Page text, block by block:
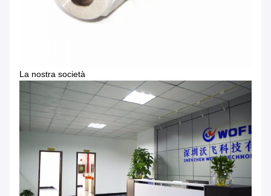
La nostra società